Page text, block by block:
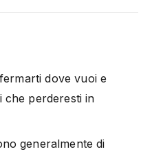
dove vuoi e
che perderesti in
generalmente di